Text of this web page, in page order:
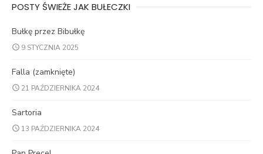
POSTY ŚWIEŻE JAK BUŁECZKI
Bułkę przez Bibułkę
9 STYCZNIA 2025
Falla (zamknięte)
21 PAŹDZIERNIKA 2024
Sartoria
13 PAŹDZIERNIKA 2024